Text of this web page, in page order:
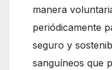
manera
periódicamente
seguro y
sanguíneos que